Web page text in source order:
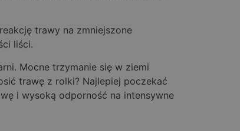
trawy na zmniejszone
liści.
Mocne trzymanie się w ziemi
trawę z rolki? Najlepiej poczekać
i wysoką odporność na intensywne